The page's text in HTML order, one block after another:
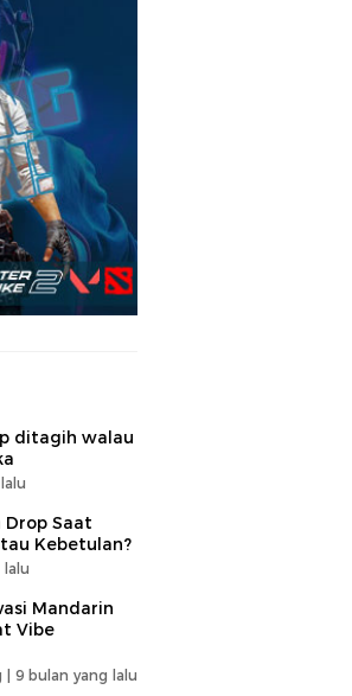
ditagih walau
Saat
Kebetulan?
lalu
Mandarin
Vibe
9 bulan yang lalu